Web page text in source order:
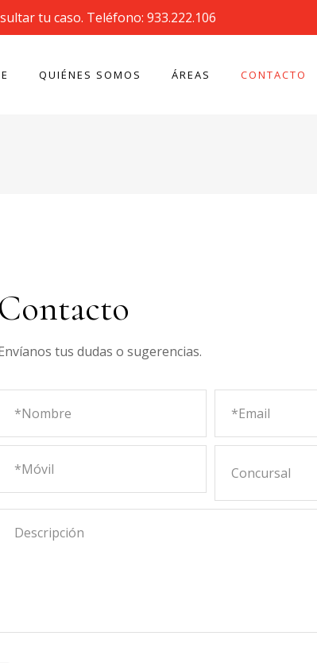
tu caso. Teléfono: 933.222.106
QUIÉNES SOMOS ÁREAS CONTACTO
Contacto
tus dudas o sugerencias.